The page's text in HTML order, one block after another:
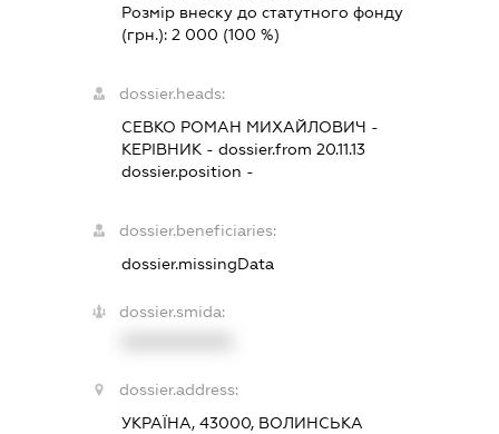
Розмір внеску до статутного фонду
(грн.): 2 000 (100 %)
dossier.heads:
СЕВКО РОМАН МИХАЙЛОВИЧ -
КЕРІВНИК - dossier.from 20.11.13
dossier.position -
dossier.beneficiaries:
dossier.missingData
dossier.smida:
dossier.address:
УКРАЇНА, 43000, ВОЛИНСЬКА